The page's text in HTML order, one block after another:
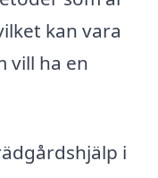
kan vara
vill ha en
i